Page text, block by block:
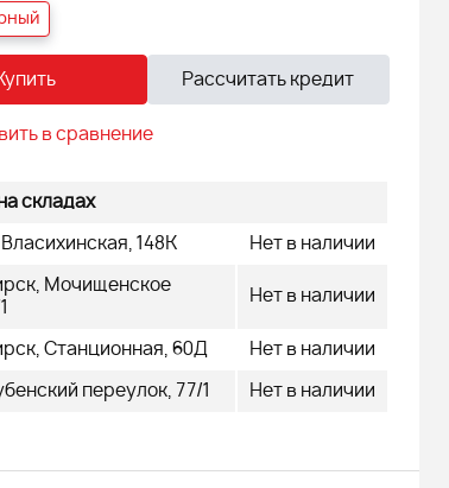
Рассчитать кредит
в сравнение
складах
148К Нет в наличии
Мочищенское
Нет в наличии
Станционная, 60Д Нет в наличии
переулок, 77/1 Нет в наличии